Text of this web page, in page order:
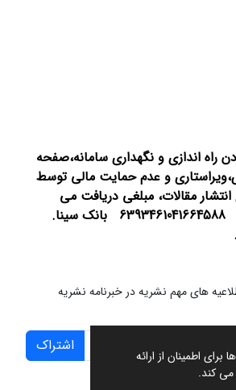
اطمینان از ارائه
می کند.
راه اندازی و نگهداری سامانه،صفحه
و عدم حمایت مالی توسط
مقالات، مبلغی دریافت می
شماره کارت 6393461041664588 بانک سینا.
های مهم نشریه در خبرنامه نشریه
اشتراک